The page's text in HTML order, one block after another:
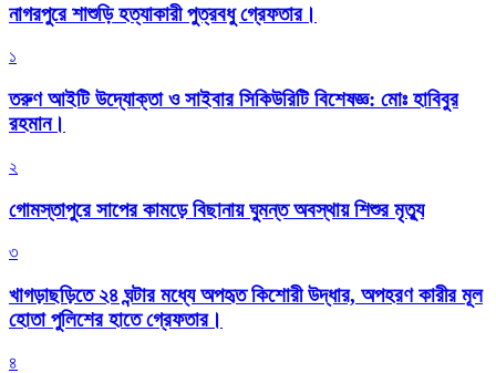
নাগরপুরে শাশুড়ি হত্যাকারী পুত্রবধু গ্রেফতার।
১
তরুণ আইটি উদ্যোক্তা ও সাইবার সিকিউরিটি বিশেষজ্ঞ: মোঃ হাবিবুর
রহমান।
২
গোমস্তাপুরে সাপের কামড়ে বিছানায় ঘুমন্ত অবস্থায় শিশুর মৃত্যু
৩
খাগড়াছড়িতে ২৪ ঘন্টার মধ্যে অপহৃত কিশোরী উদ্ধার, অপহরণ কারীর মূল
হোতা পুলিশের হাতে গ্রেফতার।
৪